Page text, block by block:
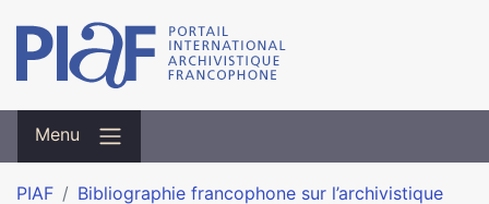
Menu
PIAF
Bibliographie francophone sur l’archivistique